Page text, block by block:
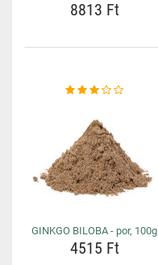
8813 Ft
GINKGO BILOBA - por, 100g
4515 Ft